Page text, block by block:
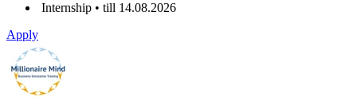
Internship • till 14.08.2026
Apply